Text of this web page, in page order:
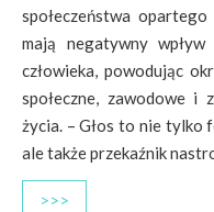
społeczeństwa
mają negatywny
człowieka, powodując
społeczne, zawodowe i
życia. – Głos to nie tylko
ale także przekaźnik
>>>